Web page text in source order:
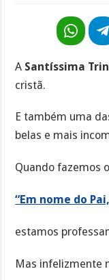
A Santíssima
cristã.
E também uma
belas e mais
Quando fazemos o
“Em nome do
estamos
Mas infelizmente